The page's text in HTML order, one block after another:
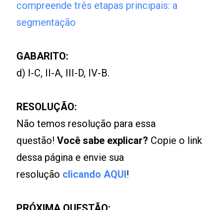
compreende três etapas principais: a
segmentação
GABARITO:
d) I-C, II-A, III-D, IV-B.
RESOLUÇÃO:
Não temos resolução para essa
questão!Você sabe explicar? Copie o link
dessa página e envie sua
resolução clicando AQUI!